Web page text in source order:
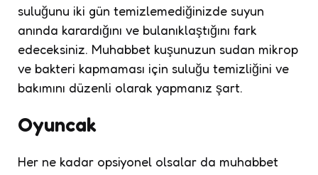
suluğunu iki gün temizlemediğinizde suyun
anında karardığını ve bulanıklaştığını fark
edeceksiniz. Muhabbet kuşunuzun sudan mikrop
ve bakteri kapmaması için suluğu temizliğini ve
bakımını düzenli olarak yapmanız şart.
Oyuncak
Her ne kadar opsiyonel olsalar da muhabbet